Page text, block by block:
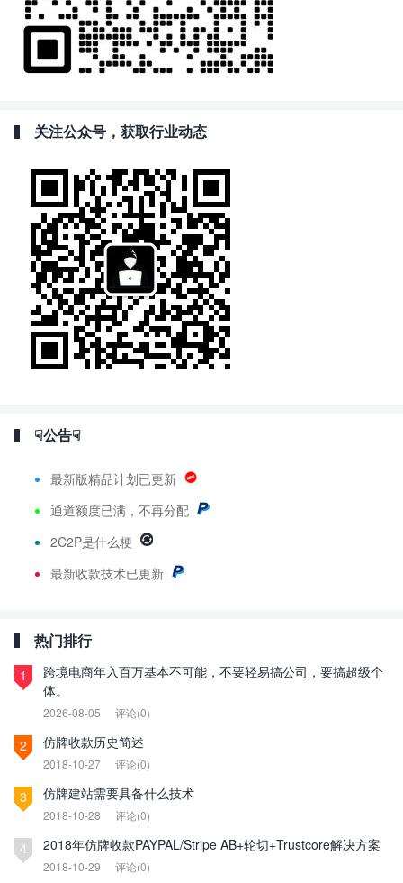
关注公众号，获取行业动态
☟公告☟
最新版精品计划已更新
通道额度已满，不再分配
2C2P是什么梗
最新收款技术已更新
热门排行
1
跨境电商年入百万基本不可能，不要轻易搞公司，要搞超级个
体。
2026-08-05 评论(0)
2 仿牌收款历史简述
2018-10-27 评论(0)
3 仿牌建站需要具备什么技术
2018-10-28 评论(0)
4 2018年仿牌收款PAYPAL/Stripe AB+轮切+Trustcore解决方案
2018-10-29 评论(0)